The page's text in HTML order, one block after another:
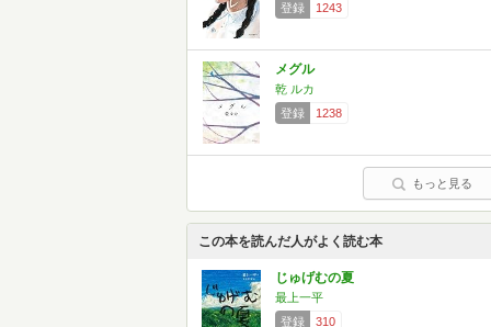
登録
1243
メグル
乾 ルカ
登録
1238
もっと見る
この本を読んだ人がよく読む本
じゅげむの夏
最上一平
登録
310